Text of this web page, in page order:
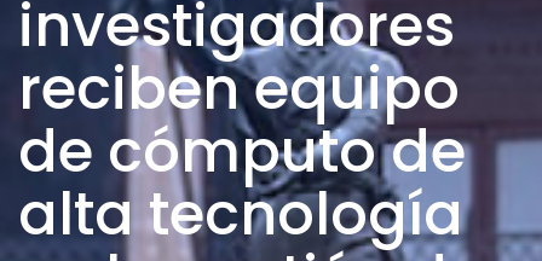
investigadores
reciben equipo
de cómputo de
alta tecnología